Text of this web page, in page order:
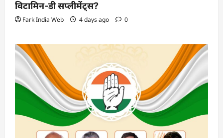
विटामिन-डी सप्लीमेंट्स?
Fark India Web 4 days ago 0